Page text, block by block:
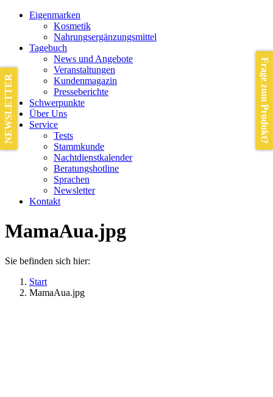
Eigenmarken
Kosmetik
Nahrungsergänzungsmittel
Tagebuch
News und Angebote
Veranstaltungen
Kundenmagazin
Presseberichte
Schwerpunkte
Über Uns
Service
Tests
Stammkunde
Nachtdienstkalender
Beratungshotline
Sprachen
Newsletter
Kontakt
MamaAua.jpg
Sie befinden sich hier:
Start
MamaAua.jpg
Frage zum Produkt?
NEWSLETTER